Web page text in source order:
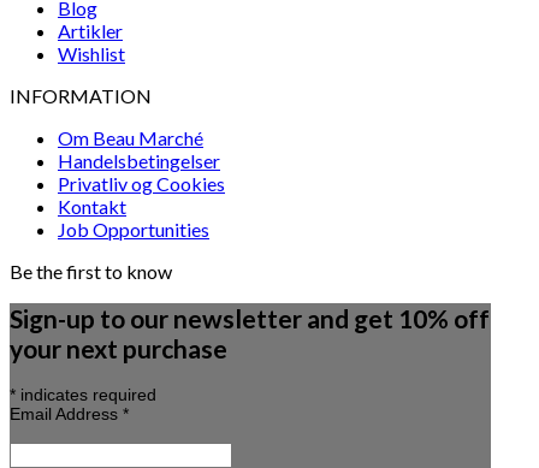
Blog
Artikler
Wishlist
INFORMATION
Om Beau Marché
Handelsbetingelser
Privatliv og Cookies
Kontakt
Job Opportunities
Be the first to know
Sign-up to our newsletter and get 10% off
your next purchase
* indicates required
Email Address *